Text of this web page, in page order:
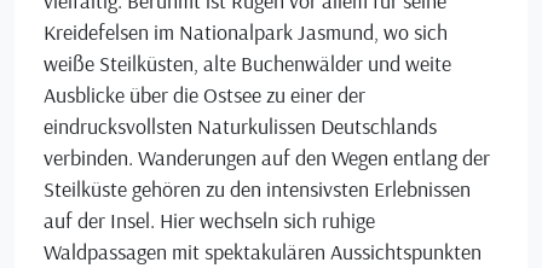
Kreidefelsen im Nationalpark Jasmund, wo sich
weiße Steilküsten, alte Buchenwälder und weite
Ausblicke über die Ostsee zu einer der
eindrucksvollsten Naturkulissen Deutschlands
verbinden. Wanderungen auf den Wegen entlang der
Steilküste gehören zu den intensivsten Erlebnissen
auf der Insel. Hier wechseln sich ruhige
Waldpassagen mit spektakulären Aussichtspunkten